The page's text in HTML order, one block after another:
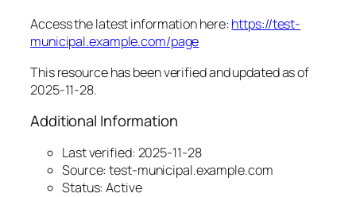
Access the latest information here: https://test-
municipal.example.com/page
This resource has been verified and updated as of
2025-11-28.
Additional Information
Last verified: 2025-11-28
Source: test-municipal.example.com
Status: Active